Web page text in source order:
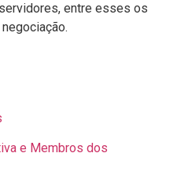
entre esses os
e Membros dos